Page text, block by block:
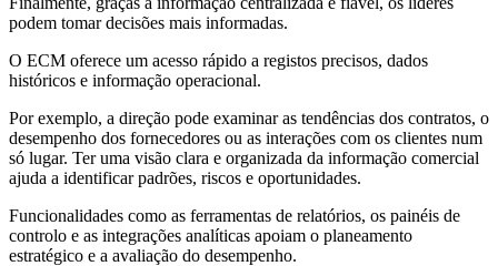
podem tomar decisões mais informadas.
O ECM oferece um acesso rápido a registos precisos, dados
históricos e informação operacional.
Por exemplo, a direção pode examinar as tendências dos contratos, o
desempenho dos fornecedores ou as interações com os clientes num
só lugar. Ter uma visão clara e organizada da informação comercial
ajuda a identificar padrões, riscos e oportunidades.
Funcionalidades como as ferramentas de relatórios, os painéis de
controlo e as integrações analíticas apoiam o planeamento
estratégico e a avaliação do desempenho.